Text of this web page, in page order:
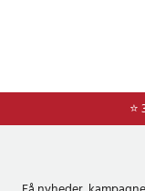
⭐ Nem og